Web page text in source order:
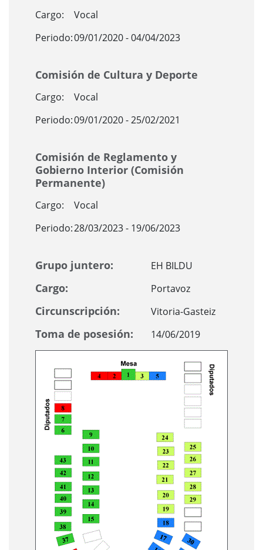
Cargo:
Vocal
Periodo:09/01/2020 - 04/04/2023
Comisión de Cultura y Deporte
Cargo:
Vocal
Periodo:09/01/2020 - 25/02/2021
Comisión de Reglamento y
Gobierno Interior (Comisión
Permanente)
Cargo:
Vocal
Periodo:28/03/2023 - 19/06/2023
Grupo juntero: EH BILDU
Cargo: Portavoz
Circunscripción: Vitoria-Gasteiz
Toma de posesión: 14/06/2019